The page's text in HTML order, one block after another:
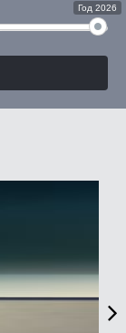
Год 2026